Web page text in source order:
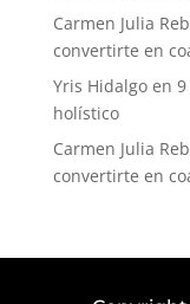
Carmen Julia
convertirte en
Yris Hidalgoen
holístico
Carmen Julia
convertirte en